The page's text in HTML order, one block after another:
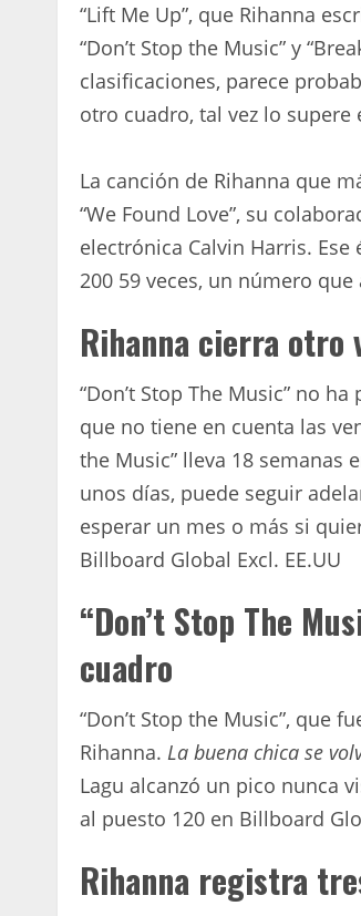
“Lift Me Up”, que Rihanna
“Don’t Stop the Music” y
clasificaciones, parece
otro cuadro, tal vez lo
La canción de Rihanna que
“We Found Love”, su
electrónica Calvin Harris.
200 59 veces, un número
Rihanna cierra otro
“Don’t Stop The Music” no
que no tiene en cuenta las
the Music” lleva 18 semanas
unos días, puede seguir
esperar un mes o más si
Billboard Global Excl. EE.UU
“Don’t Stop The
cuadro
“Don’t Stop the Music”, que
Rihanna. La buena chica se
Lagu alcanzó un pico nunca
al puesto 120 en Billboard
Rihanna registra